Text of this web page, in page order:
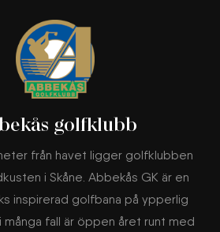
golfklubb
från havet ligger golfklubben
i Skåne. Abbekås GK är en
inspirerad golfbana på ypperlig
många fall är öppen året runt med